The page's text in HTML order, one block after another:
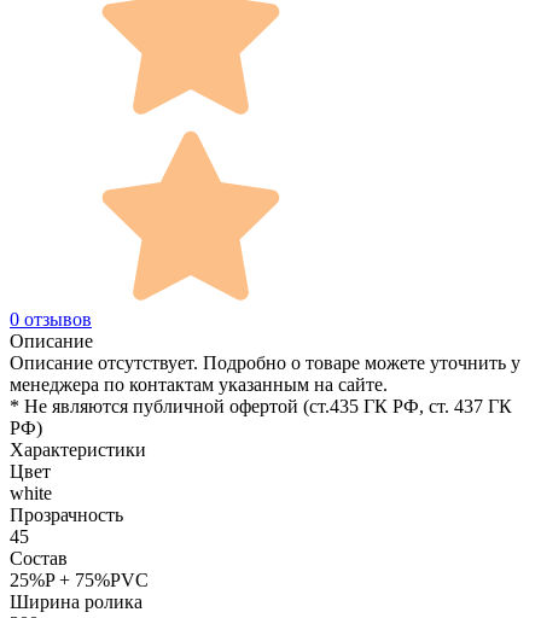
0 отзывов
Описание
Описание отсутствует. Подробно о товаре можете уточнить у
менеджера по контактам указанным на сайте.
* Не являются публичной офертой (ст.435 ГК РФ, cт. 437 ГК
РФ)
Характеристики
Цвет
white
Прозрачность
45
Состав
25%P + 75%PVC
Ширина ролика